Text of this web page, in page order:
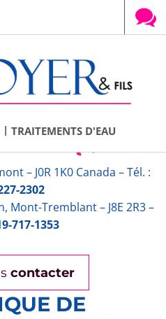
| TRAITEMENTS D'EAU
– J0R 1K0 Canada – Tél. :
2302
Mont-Tremblant – J8E 2R3 –
717-1353
contacter
DE